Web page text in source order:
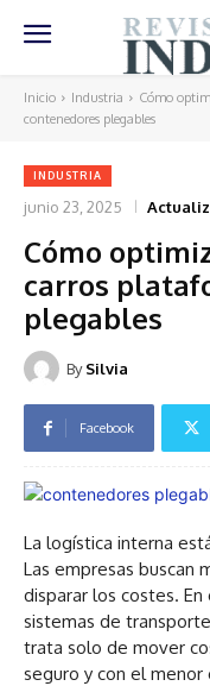
Inicio Industria
Cómo
contenedores plegables
INDUSTRIA
junio 23, 2025
Cómo
carros
plegables
By Silvia
Facebook
La logística interna
Las empresas buscan
disparar los costes.
sistemas de
trata solo de mover
seguro y con el